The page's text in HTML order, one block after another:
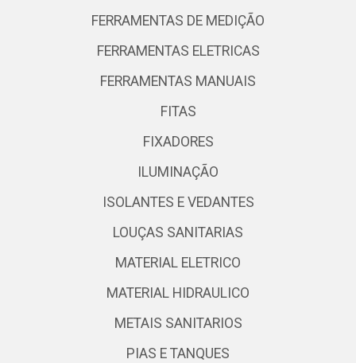
FERRAMENTAS DE MEDIÇÃO
FERRAMENTAS ELETRICAS
FERRAMENTAS MANUAIS
FITAS
FIXADORES
ILUMINAÇÃO
ISOLANTES E VEDANTES
LOUÇAS SANITARIAS
MATERIAL ELETRICO
MATERIAL HIDRAULICO
METAIS SANITARIOS
PIAS E TANQUES